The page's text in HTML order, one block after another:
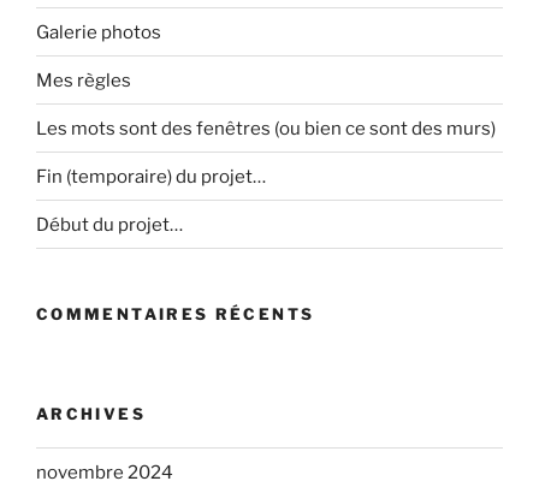
Galerie photos
Mes règles
Les mots sont des fenêtres (ou bien ce sont des murs)
Fin (temporaire) du projet…
Début du projet…
COMMENTAIRES RÉCENTS
ARCHIVES
novembre 2024